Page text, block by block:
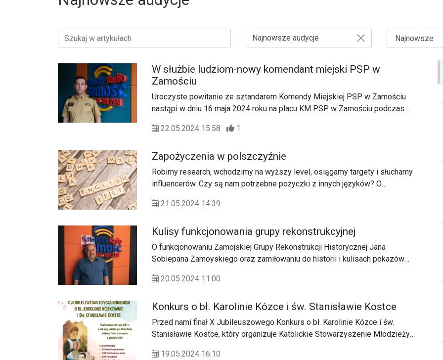
Najnowsze audycje
W służbie ludziom-nowy komendant miejski PSP w
Zamościu
Uroczyste powitanie ze sztandarem Komendy Miejskiej PSP w Zamościu
nastąpi w dniu 16 maja 2024 roku na placu KM PSP w Zamościu podczas
22.05.2024 15:58
1
Zapożyczenia w polszczyźnie
Robimy research, wchodzimy na wyższy level, osiągamy targety i słuchamy
influencerów. Czy są nam potrzebne pożyczki z innych języków? O
Bakalarczyk, językoznawcą.
21.05.2024 14:39
Kulisy funkcjonowania grupy rekonstrukcyjnej
O funkcjonowaniu Zamojskiej Grupy Rekonstrukcji Historycznej Jana
Sobiepana Zamoyskiego oraz zamiłowaniu do historii i kulisach pokazów
Leszek Sobuś.
20.05.2024 11:00
Konkurs o bł. Karolinie Kózce i św. Stanisławie Kostce
Przed nami finał X Jubileuszowego Konkurs o bł. Karolinie Kózce i św.
Stanisławie Kostce, który organizuje Katolickie Stowarzyszenie Młodzieży
19.05.2024 16:10